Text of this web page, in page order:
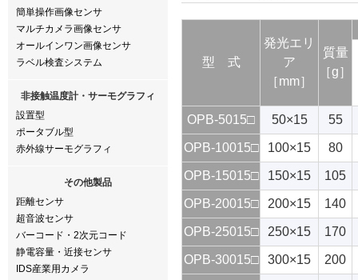
簡単操作画像センサ
マルチカメラ画像センサ
オールインワン画像センサ
ラベル検査システム
非接触温度計・サーモグラフィ
設置型
ポータブル型
赤外線サーモグラフィ
その他製品
距離センサ
超音波センサ
バーコード・2次元コード
静電容量・近接センサ
IDS産業用カメラ
型 式
発光エリ
ア
［mm］
質量
［g］
OPB-5015□ 50×15 55
OPB-10015□ 100×15 80
OPB-15015□ 150×15 105
OPB-20015□ 200×15 140
OPB-25015□ 250×15 170
OPB-30015□ 300×15 200